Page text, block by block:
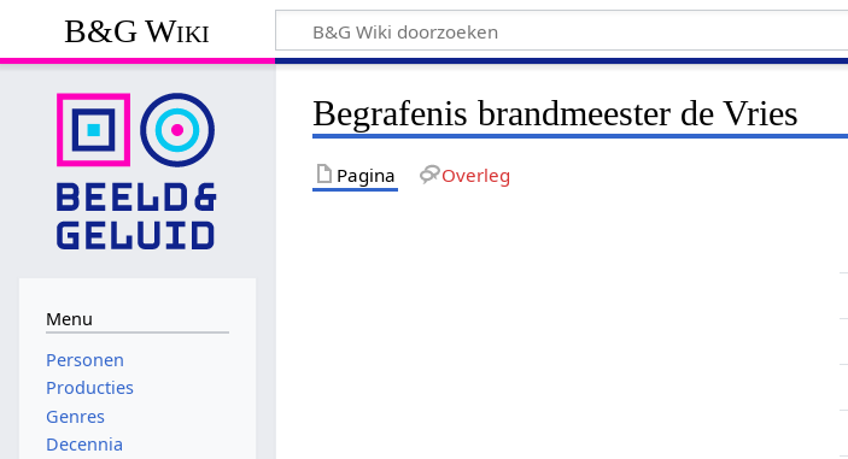
B&G Wiki
Begrafenis brandmeester de Vries
Pagina Overleg
Menu
Personen
Producties
Genres
Decennia